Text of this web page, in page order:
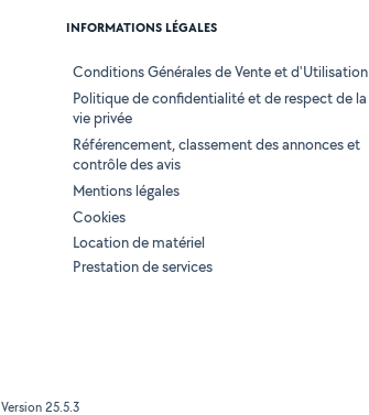
INFORMATIONS LÉGALES
Conditions Générales de Vente et d'Utilisation
Politique de confidentialité et de respect de la
vie privée
Référencement, classement des annonces et
contrôle des avis
Mentions légales
Cookies
Location de matériel
Prestation de services
Version 25.5.3